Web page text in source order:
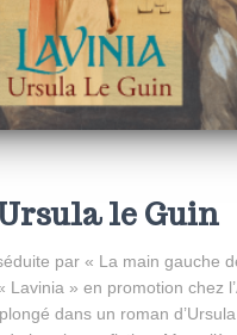
le Guin
par « La main gauche
Lavinia » en promotion chez
dans un roman d’Ursula